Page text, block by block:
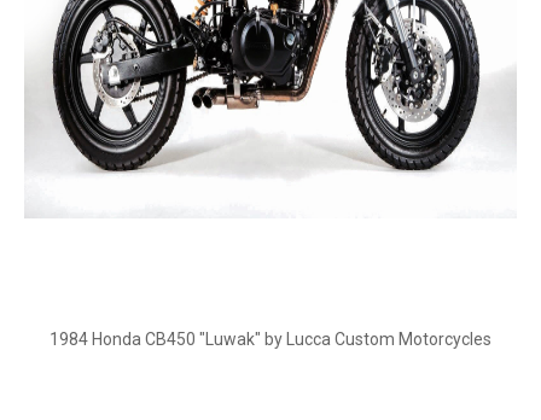
1984 Honda CB450 "Luwak" by Lucca Custom Motorcycles